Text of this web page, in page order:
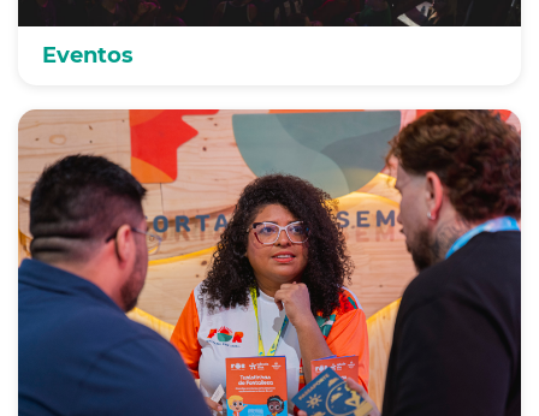
Eventos